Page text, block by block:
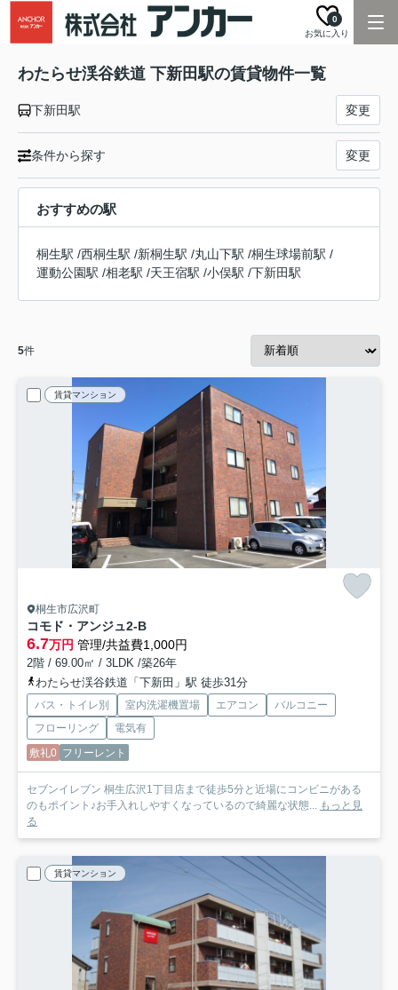
お気に入り
0
わたらせ渓谷鉄道 下新田駅の賃貸物件一覧
下新田駅 変更
条件から探す 変更
おすすめの駅
桐生駅 /西桐生駅 /新桐生駅 /丸山下駅 /桐生球場前駅 /
運動公園駅 /相老駅 /天王宿駅 /小俣駅 /下新田駅
5件
賃貸マンション
桐生市広沢町
コモド・アンジュ2-B
6.7万円 管理/共益費1,000円
2階 / 69.00㎡ / 3LDK /築26年
わたらせ渓谷鉄道「下新田」駅 徒歩31分
バス・トイレ別 室内洗濯機置場 エアコン
バルコニー
フローリング
電気有
敷礼0 フリーレント
セブンイレブン 桐生広沢1丁目店まで徒歩5分と近場にコンビニがある
のもポイント♪お手入れしやすくなっているので綺麗な状態... もっと見
る
賃貸マンション